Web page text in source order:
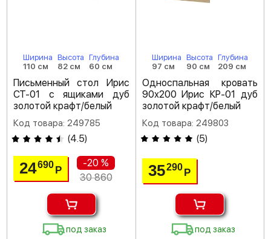
Ширина
110 см
Высота
82 см
Глубина
60 см
Письменный стол Ирис
СТ-01 с ящиками дуб
золотой крафт/белый
Код товара: 249785
(4.5)
24690Р
-20 %
30 860
под заказ
Ширина
97 см
Высота
90 см
Глубина
209 см
Односпальная кровать
90х200 Ирис КР-01 дуб
золотой крафт/белый
Код товара: 249803
(5)
35290 Р
под заказ